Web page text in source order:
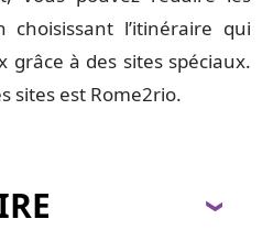
l’itinéraire qui
grâce à des sites spéciaux.
sites est Rome2rio.